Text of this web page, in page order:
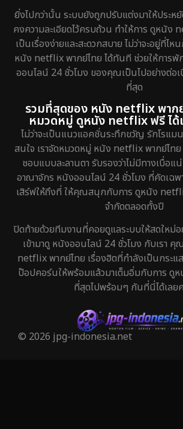
ยิ่งไปกว่านั้น ระบบยังถูกปรับแต่งมาให้ประห
คงความละเอียดไว้ครบถ้วน ทำให้การ ดูหนั
เป็นเรื่องง่ายและสะดวกสบาย ไม่ว่าจะอยู่ที่ไห
หนัง netflix พากย์ไทย ได้ทันที ช่วยให้การ
ออนไลน์ 24 ชั่วโมง ของคุณเป็นไปอย่างต่อ
ที่สุด
รวมที่สุดของ หนัง netflix พาก
หมวดหมู่ ดูหนัง netflix ฟรี ได้
ไม่ว่าจะเป็นแนวแอคชั่นระทึกขวัญ รักโรแม
สนใจ เราจัดหมวดหมู่ หนัง netflix พากย์ไทย
ชอบแบบละลานตา รับรองว่าไม่มีทางเบื่อแ
อาณาจักร หนังออนไลน์ 24 ชั่วโมง ที่คัดเฉพ
เสิร์ฟให้ถึงที่ ให้คุณสนุกกับการ ดูหนัง
จำกัดตลอดทั้งปี
ปิดท้ายด้วยทีมงานที่คอยดูแลระบบให้สดใหม่
เข้ามาดู หนังออนไลน์ 24 ชั่วโมง กับเรา คุ
netflix พากย์ไทย เรื่องฮิตที่กำลังเป็นกระ
ป๊อปคอร์นให้พร้อมแล้วมาเต็มอิ่มกับการ
ที่สุดไปพร้อมๆ กันที่นี่ได้เลย
© 2026 jpg-indonesia.net